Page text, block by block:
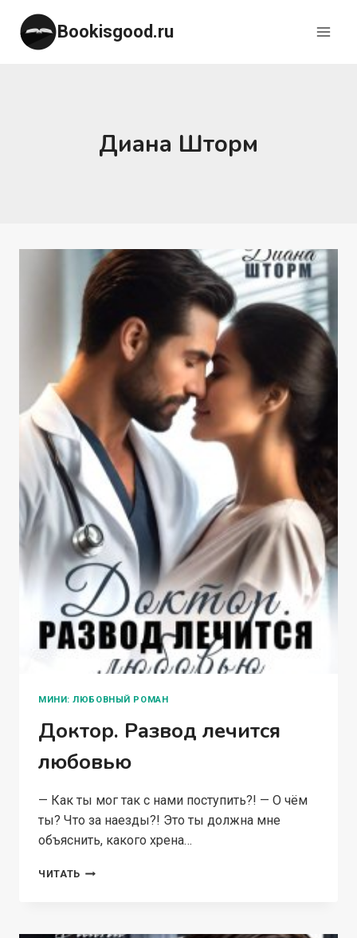
Перейти
содержимому
Bookisgood.ru
Диана Шторм
МИНИ: ЛЮБОВНЫЙ РОМАН
Доктор. Развод лечится
любовью
— Как ты мог так с нами поступить?! — О чём
ты? Что за наезды?! Это ты должна мне
объяснить, какого хрена…
ЧИТАТЬ ДОКТОР.